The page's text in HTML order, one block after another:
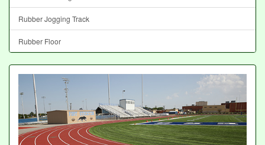
Rubber Jogging Track
Rubber Floor